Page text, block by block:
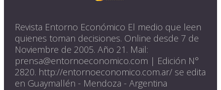
Revista Entorno Económico El medio que leen
quienes toman decisiones. Online desde 7 de
Noviembre de 2005. Año 21. Mail:
prensa@entornoeconomico.com | Edición N°
2820. http://entornoeconomico.com.ar/ se edita
en Guaymallén - Mendoza - Argentina